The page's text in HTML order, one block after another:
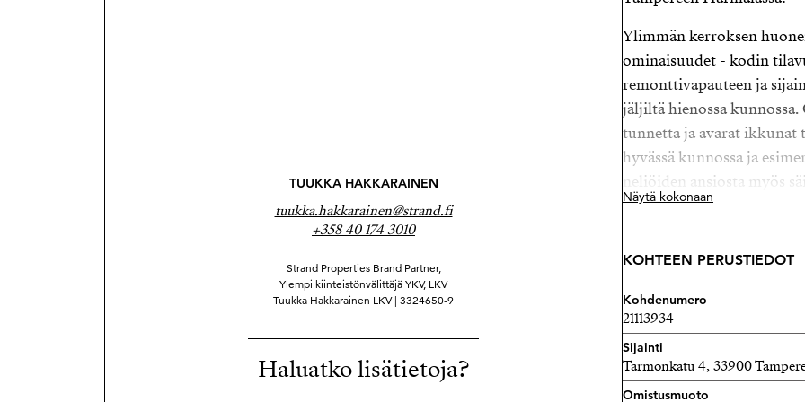
TUUKKA HAKKARAINEN
tuukka.hakkarainen@strand.fi
+358 40 174 3010
Strand Properties Brand Partner,
Ylempi kiinteistönvälittäjä YKV, LKV
Tuukka Hakkarainen LKV | 3324650-9
Haluatko lisätietoja?
Ylimmän kerroksen
ominaisuudet - kodin
remonttivapauteen ja
jäljiltä hienossa kunnossa.
tunnetta ja avarat ikkunat
hyvässä kunnossa ja
neliöiden ansiosta myös
mahtuu pyörähtämään.
loistavassa kunnossa.
tunnelmaa yhdistäen
ainutlaatuisen ja
Koti sijaitsee Härmälän
hyvien kulkuyhteyksien
Näytä kokonaan
KOHTEEN PERUSTIEDOT
Kohdenumero
21113934
Sijainti
Tarmonkatu 4, 33900
Omistusmuoto